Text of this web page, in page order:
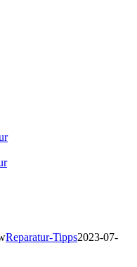
Reparatur-Tipps2023-07-